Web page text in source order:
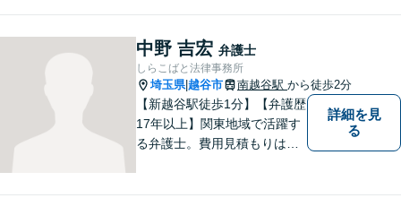
組みます。お困りごとはお気
軽にご相談ください！【法テ
ラス歓迎】
中野 吉宏 弁護士
しらこばと法律事務所
埼玉県|越谷市 南越谷駅 から徒歩2分
【新越谷駅徒歩1分】【弁護歴
17年以上】関東地域で活躍す
る弁護士。費用見積もりは無
詳細を見
る